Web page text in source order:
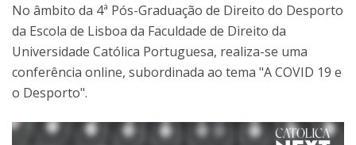
No âmbito da 4ª Pós-Graduação de Direito do Desporto
da Escola de Lisboa da Faculdade de Direito da
Universidade Católica Portuguesa, realiza-se uma
conferência online, subordinada ao tema "A COVID 19 e
o Desporto".